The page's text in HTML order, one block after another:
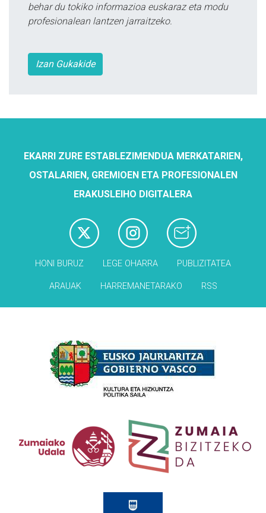
behar du tokiko informazioa euskaraz eta modu
profesionalean lantzen jarraitzeko.
Izan Gukakide
EKARRI ZURE ESTABLEZIMENDUA MERKATARIEN,
OSTALARIEN, GREMIOEN ETA PROFESIONALEN
ERAKUSLEIHO DIGITALERA
HONI BURUZ LEGE OHARRA PUBLIZITATEA
ARAUAK HARREMANETARAKO RSS